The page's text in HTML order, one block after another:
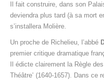
Il fait construire, dans son
deviendra plus tard (à sa mort
s’installera Molière.
Un proche de Richelieu, l’abbé
premier critique dramatique
Il édicte clairement la Règle
Théâtre’ (1640-1657). Dans ce